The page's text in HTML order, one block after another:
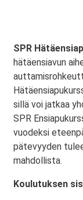
SPR
hätäensiavun
sillä voi jatkaa
SPR
vuodeksi
pätevyyden
mahdollista.
Koulutuksen